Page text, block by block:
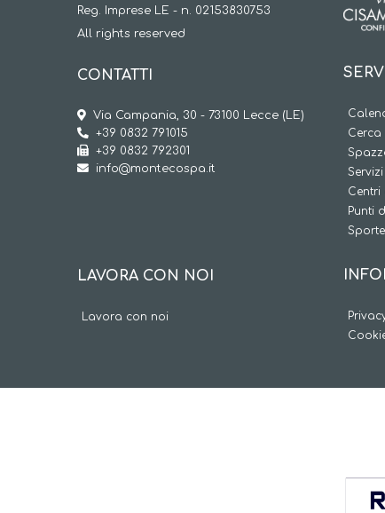
Reg. Imprese LE - n. 02153830753
All rights reserved
CONTATTI
Via Campania, 30 - 73100 Lecce (LE)
+39 0832 791015
+39 0832 792301
info@montecospa.it
LAVORA CON NOI
Lavora con noi
Cerca
Punti